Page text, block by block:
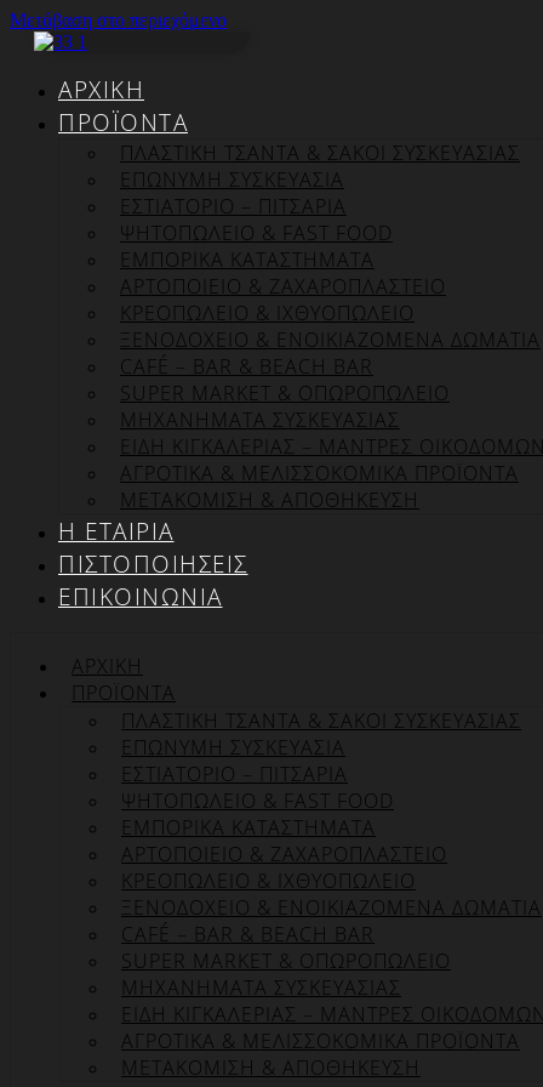
Μετάβαση στο περιεχόμενο
ΑΡΧΙΚΉ
ΠΡΟΪΌΝΤΑ
ΠΛΑΣΤΙΚΗ ΤΣΑΝΤΑ & ΣΑΚΟΙ ΣΥΣΚΕΥΑΣΙΑΣ
ΕΠΏΝΥΜΗ ΣΥΣΚΕΥΑΣΊΑ
ΕΣΤΙΑΤΟΡΙΟ – ΠΙΤΣΑΡΙΑ
ΨΗΤΟΠΩΛΕΙΟ & FAST FOOD
ΕΜΠΟΡΙΚΑ ΚΑΤΑΣΤΗΜΑΤΑ
ΑΡΤΟΠΟΙΕΙΟ & ΖΑΧΑΡΟΠΛΑΣΤΕΙΟ
ΚΡΕΟΠΩΛΕΙΟ & ΙΧΘΥΟΠΩΛΕΙΟ
ΞΕΝΟΔΟΧΕΙΟ & ΕΝΟΙΚΙΑΖΟΜΕΝΑ ΔΩΜΑΤΙΑ
CAFÉ – BAR & BEACH BAR
SUPER MARKET & ΟΠΩΡΟΠΩΛΕΙΟ
ΜΗΧΑΝΗΜΑΤΑ ΣΥΣΚΕΥΑΣΙΑΣ
ΕΙΔΗ ΚΙΓΚΑΛΕΡΙΑΣ – ΜΑΝΤΡΕΣ
ΑΓΡΟΤΙΚΑ & ΜΕΛΙΣΣΟΚΟΜΙΚΑ ΠΡΟΪΟΝΤΑ
ΜΕΤΑΚΟΜΙΣΗ & ΑΠΟΘΗΚΕΥΣΗ
Η ΕΤΑΙΡΊΑ
ΠΙΣΤΟΠΟΙΉΣΕΙΣ
ΕΠΙΚΟΙΝΩΝΊΑ
ΑΡΧΙΚΉ
ΠΡΟΪΌΝΤΑ
ΠΛΑΣΤΙΚΗ ΤΣΑΝΤΑ & ΣΑΚΟΙ ΣΥΣΚΕΥΑΣΙΑΣ
ΕΠΏΝΥΜΗ ΣΥΣΚΕΥΑΣΊΑ
ΕΣΤΙΑΤΟΡΙΟ – ΠΙΤΣΑΡΙΑ
ΨΗΤΟΠΩΛΕΙΟ & FAST FOOD
ΕΜΠΟΡΙΚΑ ΚΑΤΑΣΤΗΜΑΤΑ
ΑΡΤΟΠΟΙΕΙΟ & ΖΑΧΑΡΟΠΛΑΣΤΕΙΟ
ΚΡΕΟΠΩΛΕΙΟ & ΙΧΘΥΟΠΩΛΕΙΟ
ΞΕΝΟΔΟΧΕΙΟ & ΕΝΟΙΚΙΑΖΟΜΕΝΑ ΔΩΜΑΤΙΑ
CAFÉ – BAR & BEACH BAR
SUPER MARKET & ΟΠΩΡΟΠΩΛΕΙΟ
ΜΗΧΑΝΗΜΑΤΑ ΣΥΣΚΕΥΑΣΙΑΣ
ΕΙΔΗ ΚΙΓΚΑΛΕΡΙΑΣ – ΜΑΝΤΡΕΣ
ΑΓΡΟΤΙΚΑ & ΜΕΛΙΣΣΟΚΟΜΙΚΑ ΠΡΟΪΟΝΤΑ
ΜΕΤΑΚΟΜΙΣΗ & ΑΠΟΘΗΚΕΥΣΗ